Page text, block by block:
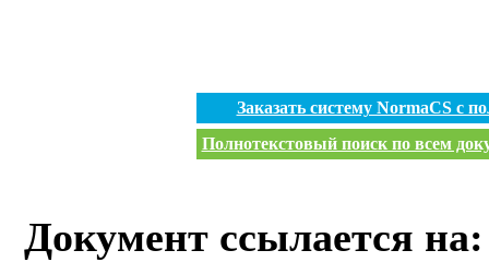
Заказать систему NormaCS с
Полнотекстовый поиск по всем
Документ ссылается на: